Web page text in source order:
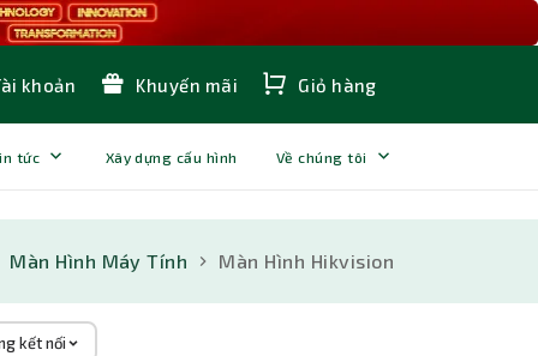
khoản Khuyến mãi Giỏ hàng
tức Xây dựng cấu hình Về chúng tôi
Màn Hình Máy Tính Màn Hình Hikvision
kết nối